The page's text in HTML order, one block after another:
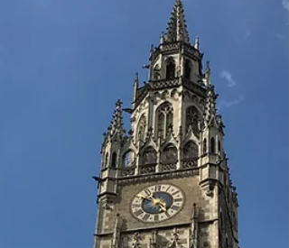
作目「ザ・グローリアス・ファセッツ・オブ・ハ
ート」を経て、アデライデのアリアが5週間にも
よぶギリシアの旅へと連れて行ってくれたように